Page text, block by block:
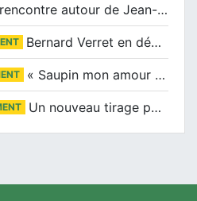
Une rencontre autour de Jean-Claude Suaudeau
Bernard Verret en dédicaces le samedi 13 décembre à l’Espace Culturel Atlantis
« Saupin mon amour » au salon du livre de Trentemoult
Un nouveau tirage pour le Docu-BD